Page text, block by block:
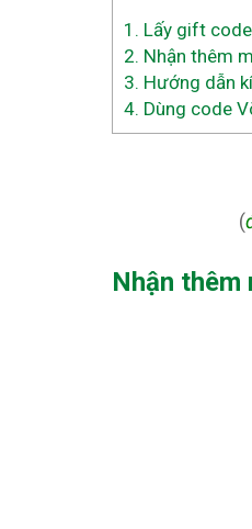
1. Lấy gift
2. Nhận thêm
3. Hướng dẫn
4. Dùng code
(
Nhận thêm